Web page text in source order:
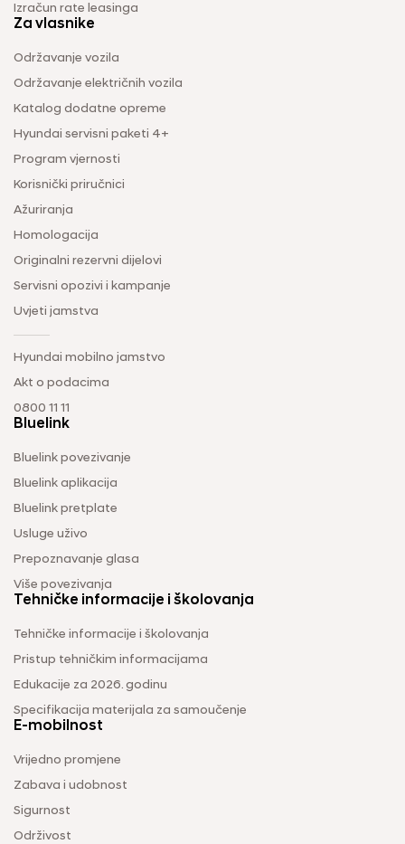
Izračun rate leasinga
Za vlasnike
Održavanje vozila
Održavanje električnih vozila
Katalog dodatne opreme
Hyundai servisni paketi 4+
Program vjernosti
Korisnički priručnici
Ažuriranja
Homologacija
Originalni rezervni dijelovi
Servisni opozivi i kampanje
Uvjeti jamstva
Hyundai mobilno jamstvo
Akt o podacima
0800 11 11
Bluelink
Bluelink povezivanje
Bluelink aplikacija
Bluelink pretplate
Usluge uživo
Prepoznavanje glasa
Više povezivanja
Tehničke informacije i školovanja
Tehničke informacije i školovanja
Pristup tehničkim informacijama
Edukacije za 2026. godinu
Specifikacija materijala za samoučenje
E-mobilnost
Vrijedno promjene
Zabava i udobnost
Sigurnost
Održivost